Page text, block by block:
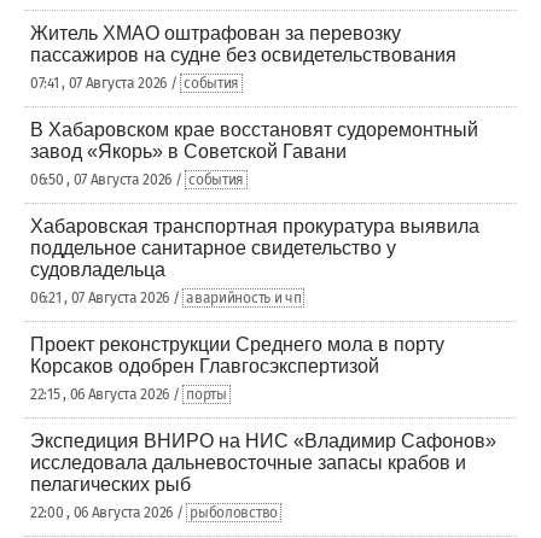
Житель ХМАО оштрафован за перевозку
пассажиров на судне без освидетельствования
07:41 , 07 Августа 2026 / события
В Хабаровском крае восстановят судоремонтный
завод «Якорь» в Советской Гавани
06:50 , 07 Августа 2026 / события
Хабаровская транспортная прокуратура выявила
поддельное санитарное свидетельство у
судовладельца
06:21 , 07 Августа 2026 / аварийность и чп
Проект реконструкции Среднего мола в порту
Корсаков одобрен Главгосэкспертизой
22:15 , 06 Августа 2026 / порты
Экспедиция ВНИРО на НИС «Владимир Сафонов»
исследовала дальневосточные запасы крабов и
пелагических рыб
22:00 , 06 Августа 2026 / рыболовство